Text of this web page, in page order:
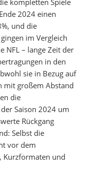
kompletten Spiele
2024 einen
und die
im Vergleich
NFL – lange Zeit der
in den
sie in Bezug auf
mit großem Abstand
die
Saison 2024 um
Rückgang
Selbst die
vor dem
Kurzformaten und